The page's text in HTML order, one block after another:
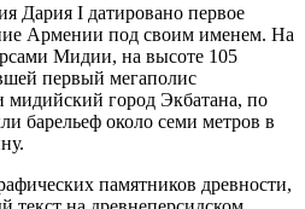
Дария I датировано первое
Армении под своим именем. На
Мидии, на высоте 105
первый мегаполис
мидийский город Экбатана, по
барельеф около семи метров в
памятников древности,